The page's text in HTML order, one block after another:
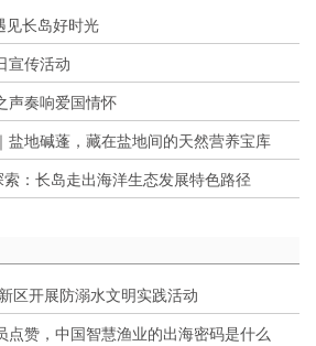
见长岛好时光
宣传活动
声奏响爱国情怀
盐地碱蓬，藏在盐地间的天然营养宝库
索：长岛走出海洋生态发展特色路径
区开展防溺水文明实践活动
点赞，中国智慧渔业的出海密码是什么